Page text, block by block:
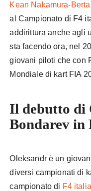
Kean Nakamura-Berta
al Campionato di F4
addirittura anche agli
sta facendo ora, nel
giovani piloti che con
Mondiale di kart FIA
Il debutto di
Bondarev in
Oleksandr è un
diversi campionati di
campionato di F4